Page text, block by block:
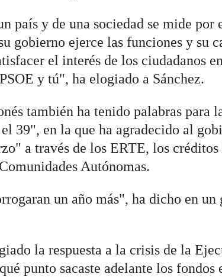
país y de una sociedad se mide por
gobierno ejerce las funciones y su
el interés de los ciudadanos
y tú", ha elogiado a Sánchez.
también ha tenido palabras para
39", en la que ha agradecido al
a través de los ERTE, los
Autónomas.
un año más", ha dicho en un
la respuesta a la crisis de la
punto sacaste adelante los fondos